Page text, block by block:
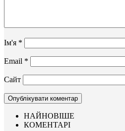
Ім'я *
Email *
Сайт
НАЙНОВІШЕ
КОМЕНТАРІ